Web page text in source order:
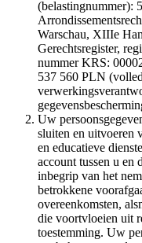
(belastingnummer):
Warschau, XIIIe
Gerechtsregister,
nummer KRS:
537 560 PLN
Uw
sluiten en uitvoeren
en educatieve
account tussen u en
inbegrip van het
betrokkene
overeenkomsten,
die voortvloeien uit
toestemming. Uw